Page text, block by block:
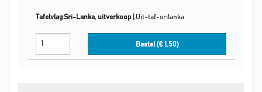
Tafelvlag Sri-Lanka, uitverkoop Uit-taf-srilanka
Bestel (€1,50)